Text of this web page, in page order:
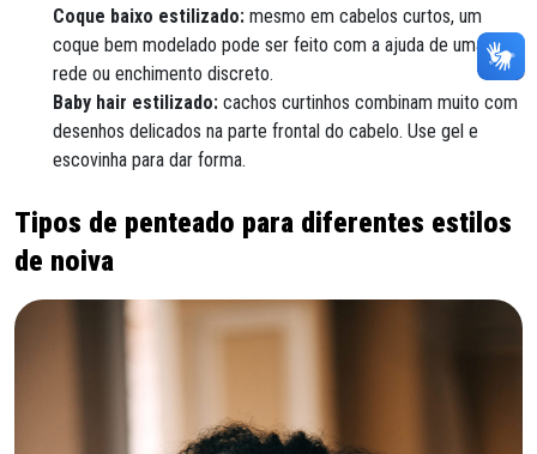
Coque baixo estilizado: mesmo em cabelos curtos, um
coque bem modelado pode ser feito com a ajuda de uma
rede ou enchimento discreto.
Baby hair estilizado: cachos curtinhos combinam muito com
desenhos delicados na parte frontal do cabelo. Use gel e
escovinha para dar forma.
Tipos de penteado para diferentes estilos
de noiva